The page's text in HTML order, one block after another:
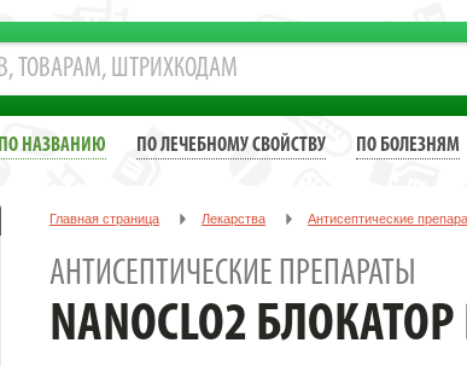
ПО НАЗВАНИЮ ПО ЛЕЧЕБНОМУ СВОЙСТВУ ПО БОЛЕЗНЯМ
Главная страница Лекарства Антисептические
АНТИСЕПТИЧЕСКИЕ ПРЕПАРАТЫ
NANOCLO2